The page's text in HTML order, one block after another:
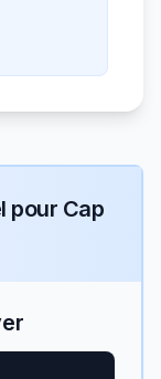
pour Cap